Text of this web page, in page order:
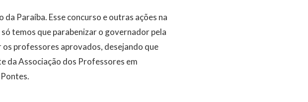
Paraíba. Esse concurso e outras ações na
temos que parabenizar o governador pela
professores aprovados, desejando que
da Associação dos Professores em